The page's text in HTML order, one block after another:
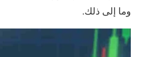
وما إلى ذلك.